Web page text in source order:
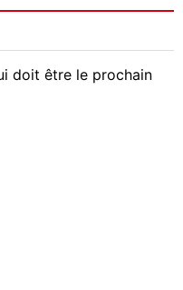
doit être le prochain